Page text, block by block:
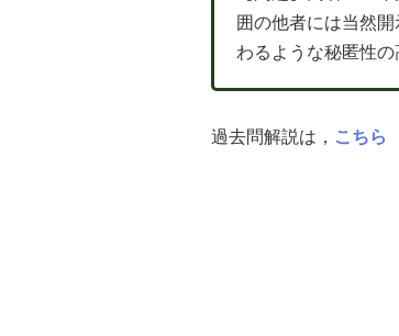
囲の他者には当然
わるような秘匿性の
過去問解説は， こちら